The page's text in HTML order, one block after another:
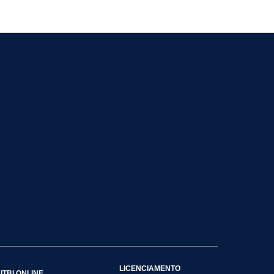
LICENCIAMENTO